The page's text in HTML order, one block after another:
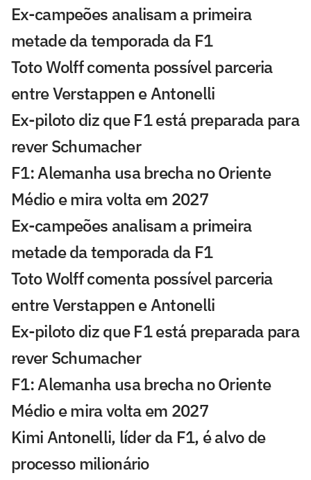
Ex-campeões analisam a primeira
metade da temporada da F1
Toto Wolff comenta possível parceria
entre Verstappen e Antonelli
Ex-piloto diz que F1 está preparada para
rever Schumacher
F1: Alemanha usa brecha no Oriente
Médio e mira volta em 2027
Ex-campeões analisam a primeira
metade da temporada da F1
Toto Wolff comenta possível parceria
entre Verstappen e Antonelli
Ex-piloto diz que F1 está preparada para
rever Schumacher
F1: Alemanha usa brecha no Oriente
Médio e mira volta em 2027
Kimi Antonelli, líder da F1, é alvo de
processo milionário